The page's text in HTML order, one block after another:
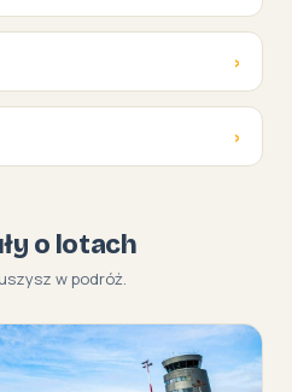
›
›
o lotach
w podróż.